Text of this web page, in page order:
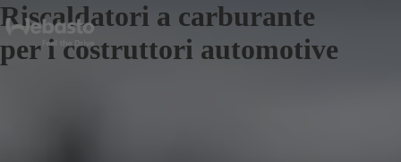
Riscaldatori a carburante
per i costruttori automotive